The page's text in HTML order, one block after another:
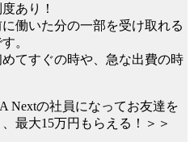
あり！
働いた分の一部を受け取れる
。
てすぐの時や、急な出費の時
Nextの社員になってお友達を
最大15万円もらえる！＞＞